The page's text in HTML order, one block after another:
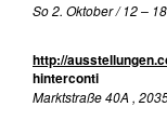
So 2. Oktober /12 –
http://
hinterconti
Marktstraße 40A ,